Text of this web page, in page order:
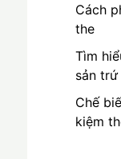
Cách
the
Tìm
sản
Chế
kiệm